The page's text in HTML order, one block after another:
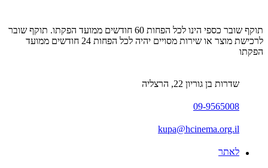
תוקף שובר כספי הינו לכל הפחות 60 חודשים ממועד הפקתו. תוקף שובר
לרכישת מוצר או שירות מסויים יהיה לכל הפחות 24 חודשים ממועד
הפקתו
שדרות בן גוריון 22, הרצליה
09-9565008
kupa@hcinema.org.il
לאתר